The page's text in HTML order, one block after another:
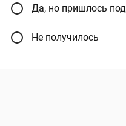
Да, но пришлось
Не получилось